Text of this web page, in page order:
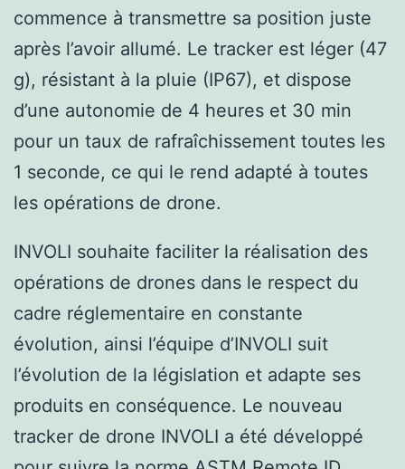
commence à transmettre sa position juste
après l’avoir allumé. Le tracker est léger (47
g), résistant à la pluie (IP67), et dispose
d’une autonomie de 4 heures et 30 min
pour un taux de rafraîchissement toutes les
1 seconde, ce qui le rend adapté à toutes
les opérations de drone.
INVOLI souhaite faciliter la réalisation des
opérations de drones dans le respect du
cadre réglementaire en constante
évolution, ainsi l’équipe d’INVOLI suit
l’évolution de la législation et adapte ses
produits en conséquence. Le nouveau
tracker de drone INVOLI a été développé